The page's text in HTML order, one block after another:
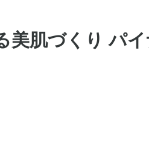
美肌づくり パ